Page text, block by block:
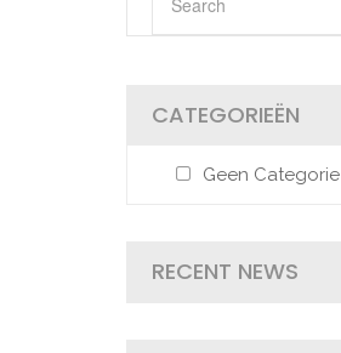
CATEGORIEËN
Geen Categorie
RECENT NEWS